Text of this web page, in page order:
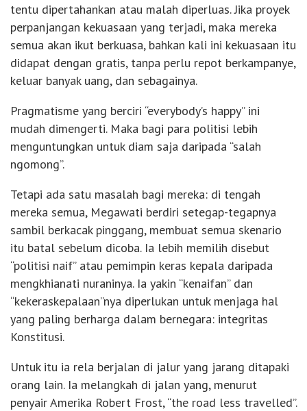
tentu dipertahankan atau malah diperluas. Jika proyek
perpanjangan kekuasaan yang terjadi, maka mereka
semua akan ikut berkuasa, bahkan kali ini kekuasaan itu
didapat dengan gratis, tanpa perlu repot berkampanye,
keluar banyak uang, dan sebagainya.
Pragmatisme yang berciri “everybody’s happy” ini
mudah dimengerti. Maka bagi para politisi lebih
menguntungkan untuk diam saja daripada “salah
ngomong”.
Tetapi ada satu masalah bagi mereka: di tengah
mereka semua, Megawati berdiri setegap-tegapnya
sambil berkacak pinggang, membuat semua skenario
itu batal sebelum dicoba. Ia lebih memilih disebut
“politisi naif” atau pemimpin keras kepala daripada
mengkhianati nuraninya. Ia yakin “kenaifan” dan
“kekeraskepalaan”nya diperlukan untuk menjaga hal
yang paling berharga dalam bernegara: integritas
Konstitusi.
Untuk itu ia rela berjalan di jalur yang jarang ditapaki
orang lain. Ia melangkah di jalan yang, menurut
penyair Amerika Robert Frost, “the road less travelled”.